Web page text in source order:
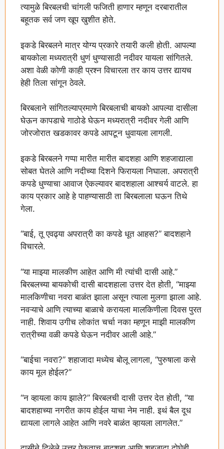
त्यामुळे बिरबलची चांगली फजिती हाणार म्हणून दरबारातील
बहूतक सर्व जण खूप खुशीत होते.
इकडे बिरबलने मात्र योग्य प्रकारे तयारी कली होती. आपल्या
बायकोला मध्यरात्री धुणं धुण्यासाठी नदीवर यायला सांगितले.
अशा वेळी कोणी काही प्रश्न विचारला तर काय उत्तर द्यायच
हेही तिला सांगून ठेवले.
बिरबलाने सांगितल्याप्रमाणे बिरबलाची बायको आपल्या दासीला
घेऊन कापडाचे गाठोडे घेऊन मध्यरात्री नदीवर गेली आणि
जोरजोरात खडकावर कपडे आपटून धुवायला लागली.
इकडे बिरबलने गप्पा मारीत मारीत बादशहा आणि शहजाद्याला
सोबत घेतले आणि नदीच्या दिशने फिरायला निघाला. अपरात्री
कपडे धुण्याचा आवाज ऐकल्यावर बादशहाला आश्चर्य वाटले. हा
काय प्रकार आहे हे पाहण्यासाठी ता बिरबलाला घऊन तिथे
गेला.
“बाई, तू एवढ्या अपरात्री का कपडे धूत आहस?” बादशहाने
विचारले.
“या माझ्या मालकीण आहेत आणि मी त्यांची दासी आहे.”
बिरबलच्या बायकोची दासी बादशहाला उत्तर देत होती, “माझ्या
मालकिणीचा नवरा बाळंत झाला असून त्याला मुलगा झाला आहे.
नवऱ्याचे आणि त्याच्या बाळाचे करायला मालकिणीला दिवस पुरत
नाही. शिवाय उगीच लोकांत चर्चा नका म्हणून माझी मालकीण
रात्रीच्या वळी कपडे घेऊन नदीवर आली आहे.”
“बाईचा नवरा?” शहाजादा मध्येच बोलू लागला, “पुरुषाला कसे
काय मूल होईल?”
“न व्हायला काय झाले?” बिरबलची दासी उत्तर देत होती, “या
बादशहाच्या नगरीत काय होईल याचा नेम नाही. इथं बैल दूध
द्यायला लागले आहेत आणि नवरे बाळंत व्हायला लागलेत.”